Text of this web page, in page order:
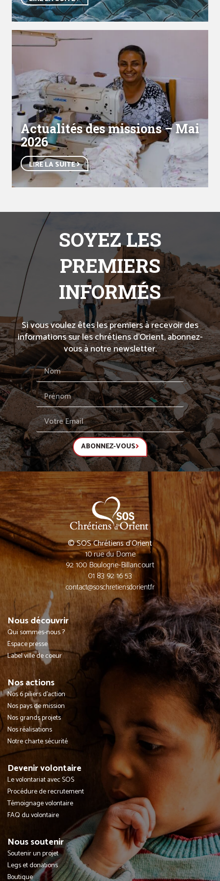
Actualités des missions – Mai
2026
LIRE LA SUITE
SOYEZ LES
PREMIERS
INFORMÉS
Si vous voulez êtes les premiers à recevoir des
informations sur les chrétiens d’Orient, abonnez-
vous à notre newsletter.
ABONNEZ-VOUS
© SOS Chrétiens d’Orient
10 rue du Dome
92 100 Boulogne-Billancourt
01 83 92 16 53
contact@soschretiensdorient.fr
Nous découvrir
Qui sommes-nous ?
Espace presse
Label ville de coeur
Nos actions
Nos 6 piliers d'action
Nos pays de mission
Nos grands projets
Nos réalisations
Notre charte sécurité
Devenir volontaire
Le volontariat avec SOS
Procédure de recrutement
Témoignage volontaire
FAQ du volontaire
Nous soutenir
Soutenir un projet
Legs et donations
Boutique